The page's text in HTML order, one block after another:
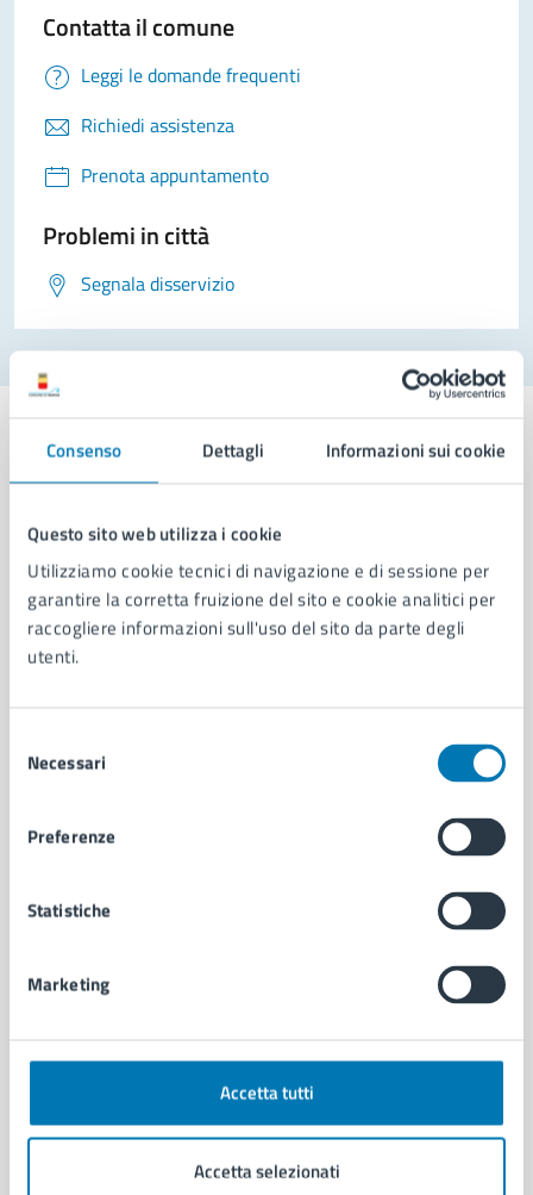
Consenso Dettagli Informazioni sui cookie
Questo sito web utilizza i cookie
Utilizziamo cookie tecnici di navigazione e di sessione per
garantire la corretta fruizione del sito e cookie analitici per
raccogliere informazioni sull'uso del sito da parte degli
utenti.
delNecessari
Preferenze
Statistiche
Marketing
Accetta tutti
Accetta selezionati
Contatta il comune
Leggi le domande frequenti
Richiedi assistenza
Prenota appuntamento
Problemi in città
Segnala disservizio
AMMINISTRAZIONE
Aree amministrative
Organi di governo
Politici
Documenti e dati
Ambiente
Anagrafe e stato civile
Cultura e tempo libero
Giustizia e sicurezza pubblica